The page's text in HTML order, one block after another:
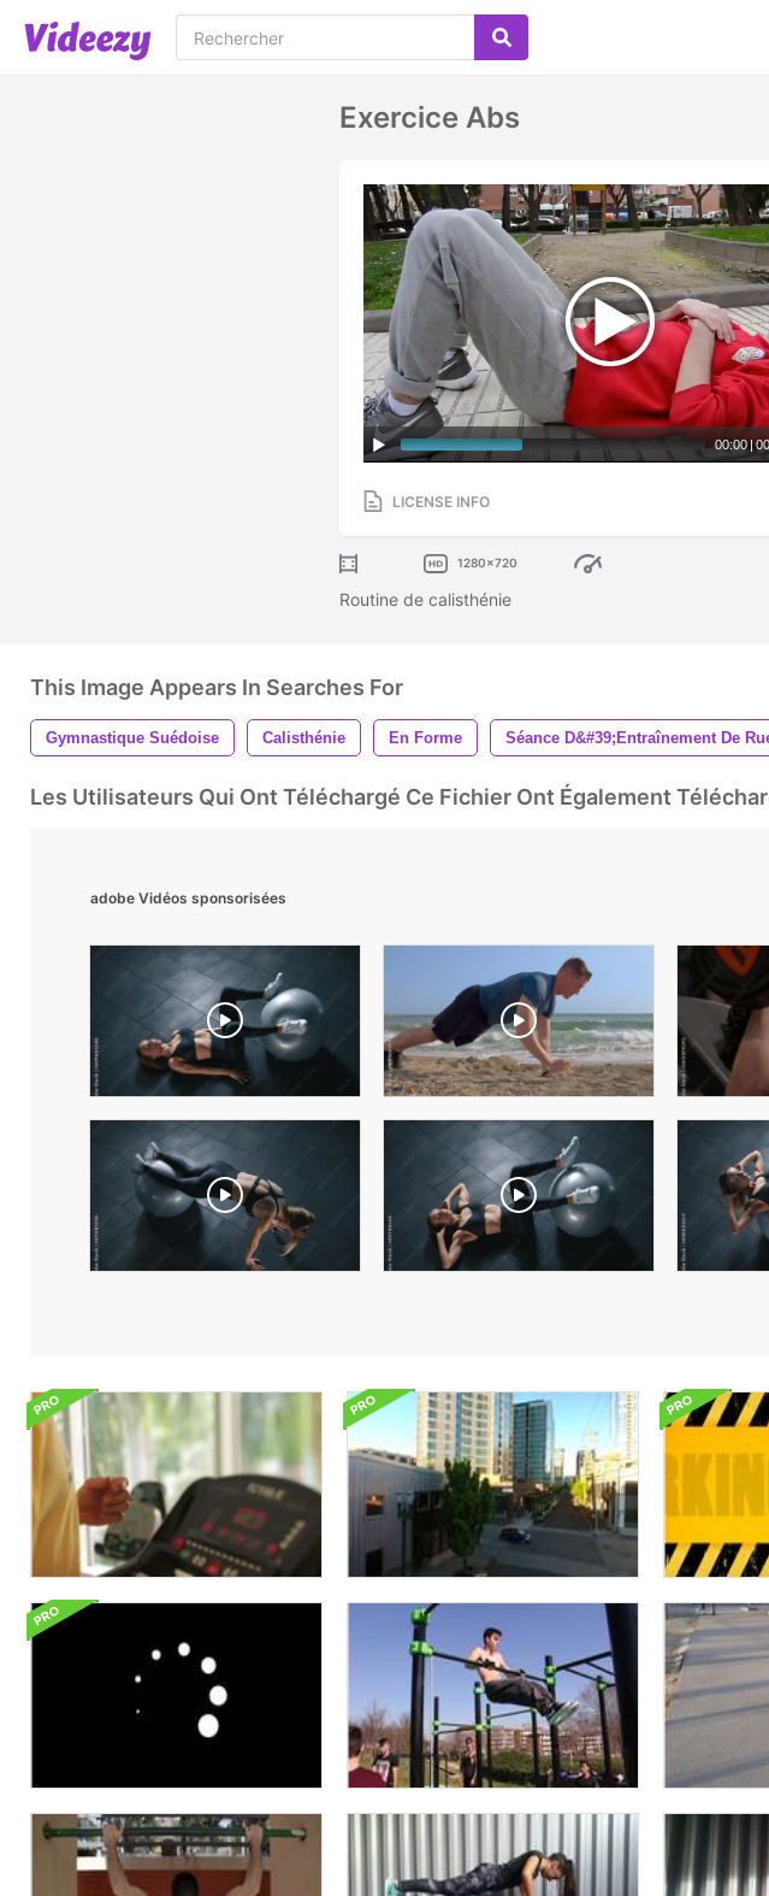
Exercice Abs
00:00|
LICENSE INFO
1280x720
Routine de calisthénie
This Image Appears In Searches For
Gymnastique Suédoise Calisthénie En Forme Séance D&#39;entraînement De
Les Utilisateurs Qui Ont Téléchargé Ce Fichier Ont Également
adobe Vidéos sponsorisées